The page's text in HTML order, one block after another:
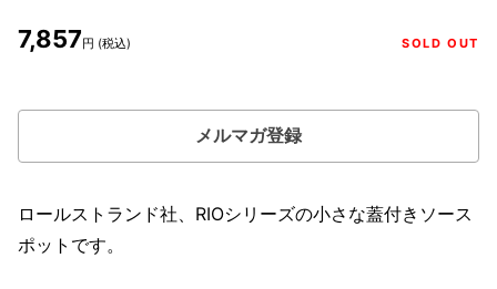
7,857円 (税込) SOLD OUT
メルマガ登録
ロールストランド社、RIOシリーズの小さな蓋付きソース
ポットです。